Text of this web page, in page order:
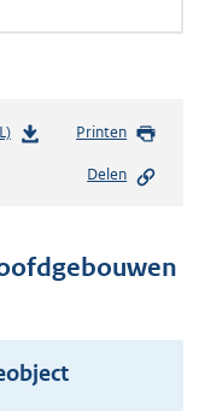
b
n
o
Printen
Delen